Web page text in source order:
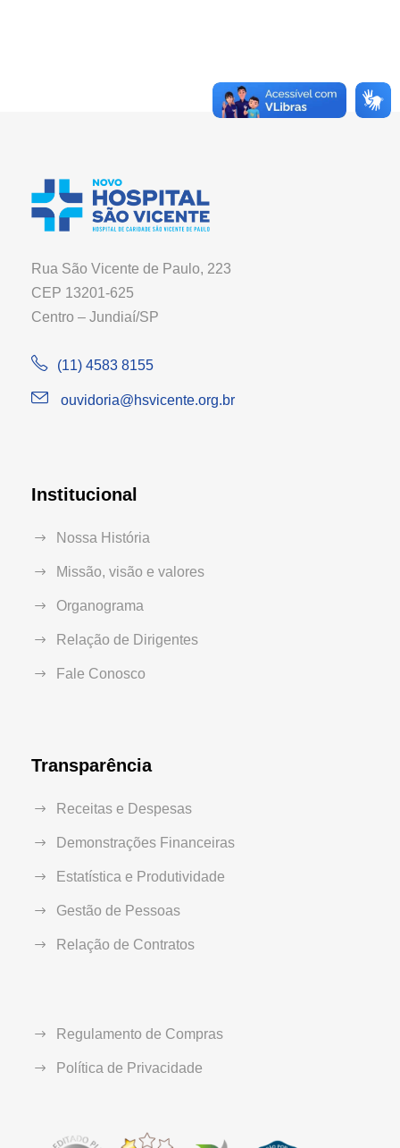
Rua São Vicente de Paulo, 223
CEP 13201-625
Centro – Jundiaí/SP
(11) 4583 8155
ouvidoria@hsvicente.org.br
Institucional
Nossa História
Missão, visão e valores
Organograma
Relação de Dirigentes
Fale Conosco
Transparência
Receitas e Despesas
Demonstrações Financeiras
Estatística e Produtividade
Gestão de Pessoas
Relação de Contratos
Regulamento de Compras
Política de Privacidade